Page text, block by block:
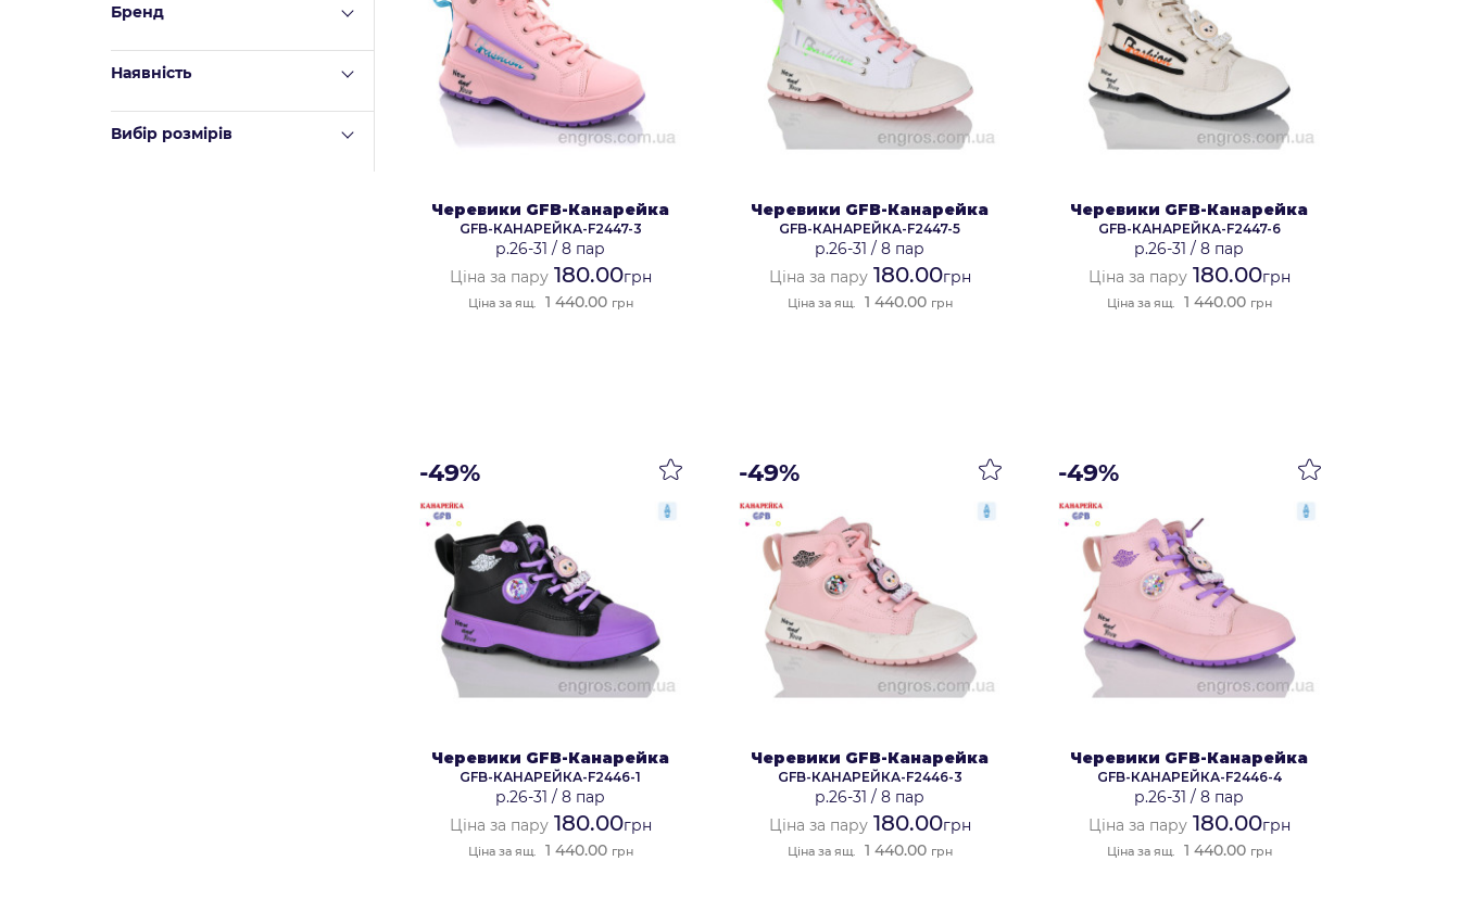
Бренд
Наявність
Вибір розмірів
Черевики GFB-Канарейка
GFB-КАНАРЕЙКА-F2447-3
р.26-31 /8 пар
Ціна за пару180.00грн
Ціна за ящ. 1 440.00 грн
Черевики GFB-Канарейка
GFB-КАНАРЕЙКА-F2447-5
р.26-31 /8 пар
Ціна за пару180.00грн
Ціна за ящ. 1 440.00 грн
Черевики GFB-Канарейка
GFB-КАНАРЕЙКА-F2447-6
р.26-31 /8 пар
Ціна за пару180.00грн
Ціна за ящ. 1 440.00 грн
-49%
Черевики GFB-Канарейка
GFB-КАНАРЕЙКА-F2446-1
р.26-31 /8 пар
Ціна за пару180.00грн
Ціна за ящ. 1 440.00 грн
-49%
Черевики GFB-Канарейка
GFB-КАНАРЕЙКА-F2446-3
р.26-31 /8 пар
Ціна за пару180.00грн
Ціна за ящ. 1 440.00 грн
-49%
Черевики GFB-Канарейка
GFB-КАНАРЕЙКА-F2446-4
р.26-31 /8 пар
Ціна за пару180.00грн
Ціна за ящ. 1 440.00 грн